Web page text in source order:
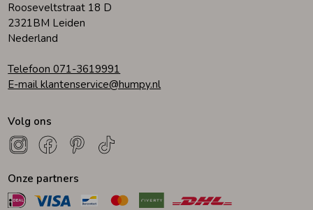
Rooseveltstraat 18 D
2321BM Leiden
Nederland
Telefoon 071-3619991
E-mail klantenservice@humpy.nl
Volg ons
Onze partners